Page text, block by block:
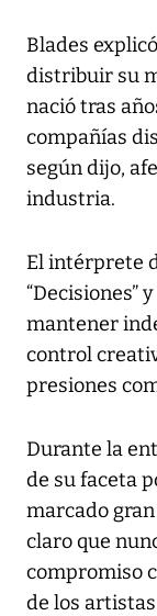
Blades
distribuir su
nació tras
compañías
según dijo,
industria.
El intérprete
“Decisiones”
mantener
control
presiones
Durante la
de su faceta
marcado
claro que
compromiso
de los